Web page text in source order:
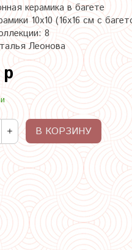
керамика в багете
10х10 (16х16 см с
8
Леонова
В КОРЗИНУ